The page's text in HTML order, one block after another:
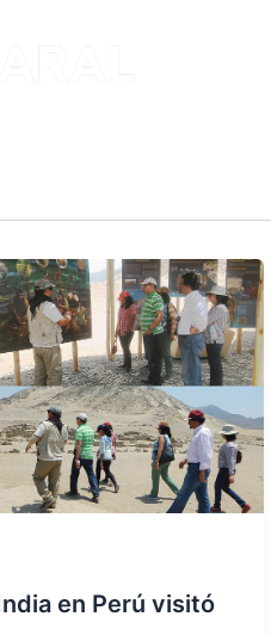
en Perú visitó